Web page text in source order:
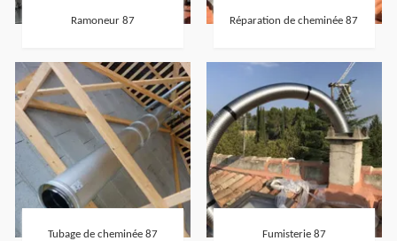
Ramoneur 87 Réparation de cheminée 87
Tubage de cheminée 87 Fumisterie 87